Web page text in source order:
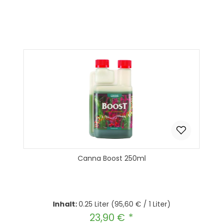
Canna Boost 250ml
Inhalt:0.25 Liter (95,60 € / 1 Liter)
Regulärer Preis:
23,90 €